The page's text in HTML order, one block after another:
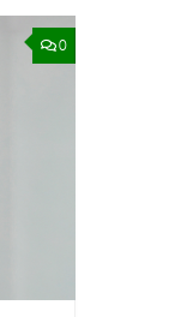
0
МЕДИЦИНЫ
МЕДИЦИНСКИХ НАУК
Светлана